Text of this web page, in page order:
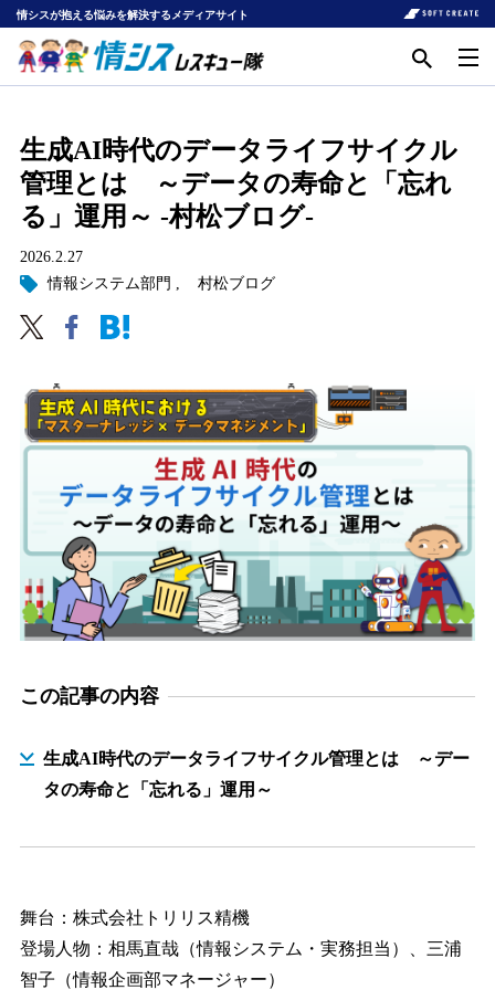
情シスが抱える悩みを解決するメディアサイト
生成AI時代のデータライフサイクル
管理とは ～データの寿命と「忘れ
る」運用～ -村松ブログ-
2026.2.27
情報システム部門
村松ブログ
この記事の内容
生成AI時代のデータライフサイクル管理とは ～デー
タの寿命と「忘れる」運用～
舞台：株式会社トリリス精機
登場人物：相馬直哉（情報システム・実務担当）、三浦
智子（情報企画部マネージャー）